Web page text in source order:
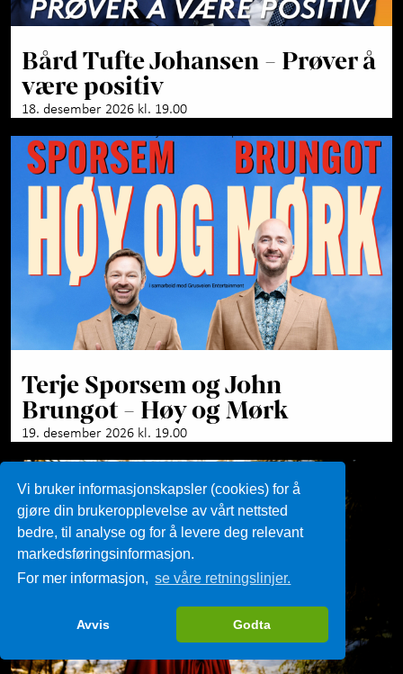
Vi bruker informasjonskapsler (cookies) for å
gjøre din brukeropplevelse av vårt nettsted
bedre, til analyse og for å levere deg relevant
markedsføringsinformasjon.
For mer informasjon, se våre retningslinjer.
Avvis Godta
Bård Tufte Johansen - Prøver å
være positiv
18. desember 2026 kl. 19.00
Terje Sporsem og John
Brungot - Høy og Mørk
19. desember 2026 kl. 19.00